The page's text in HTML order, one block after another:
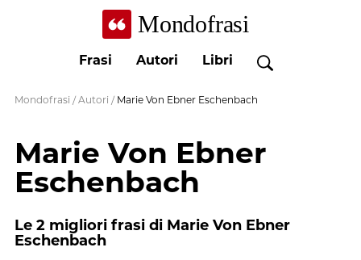
Mondofrasi
Frasi Autori Libri
Mondofrasi / Autori / Marie Von Ebner Eschenbach
Marie Von Ebner
Eschenbach
Le 2 migliori frasi di Marie Von Ebner
Eschenbach